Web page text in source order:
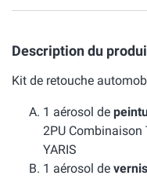
Description du
Kit de retouche
1 aérosol de
2PU Combinaison
YARIS
1 aérosol de